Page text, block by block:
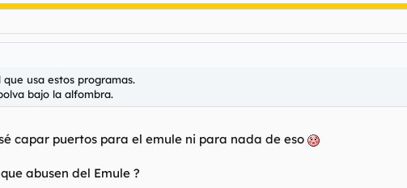
usa estos programas.
bajo la alfombra.
capar puertos para el emule ni para nada de eso
abusen del Emule ?